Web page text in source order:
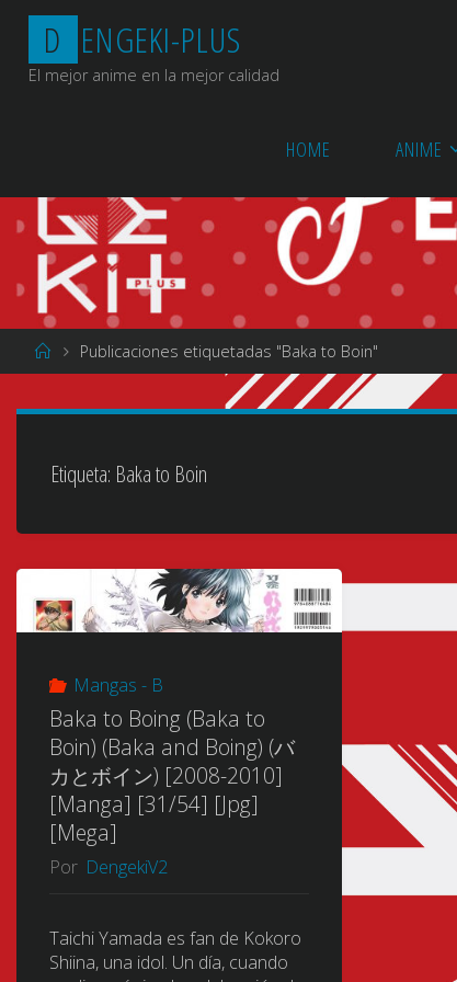
Saltar
contenido
D ENGEKI-PLUS
El mejor anime en la mejor calidad
HOME ANIME
Página
de
Publicaciones etiquetadas "Baka to Boin"
Etiqueta: Baka to Boin
Mangas - B
Baka to Boing (Baka to
Boin) (Baka and Boing) (バ
カとボイン) [2008-2010]
[Manga] [31/54] [Jpg]
[Mega]
Por DengekiV2
Taichi Yamada es fan de Kokoro
Shiina, una idol. Un día, cuando